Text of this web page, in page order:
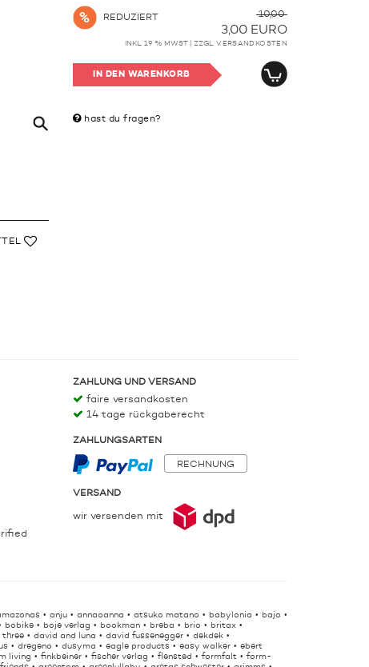
REDUZIERT 10,00
3,00EURO
INKL. 19 % MWST | ZZGL.VERSANDKOSTEN
IN DEN WARENKORB
hast du fragen?
ZAHLUNG UND VERSAND
faire versandkosten
14 tage rückgaberecht
ZAHLUNGSARTEN
RECHNUNG
VERSAND
wir versenden mit
anju annaoanna atsuko matano babylonia
bajo
bobike boje verlag bookman breba brio
britax
three david and luna david fussenegger
dekdek
dregeno dusyma eagle products easy walker
ebert
living finkbeiner fischer verlag flensted formfalt
form-